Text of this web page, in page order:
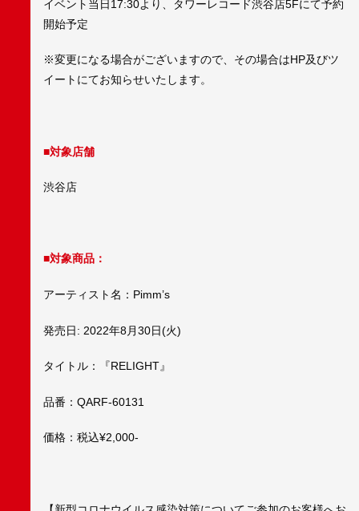
イベント当日17:30より、タワーレコード渋谷店5Fにて予約
開始予定
※変更になる場合がございますので、その場合はHP及びツ
イートにてお知らせいたします。
■対象店舗
渋谷店
■対象商品：
アーティスト名：Pimm’s
発売日: 2022年8月30日(火)
タイトル：『RELIGHT』
品番：QARF-60131
価格：税込¥2,000-